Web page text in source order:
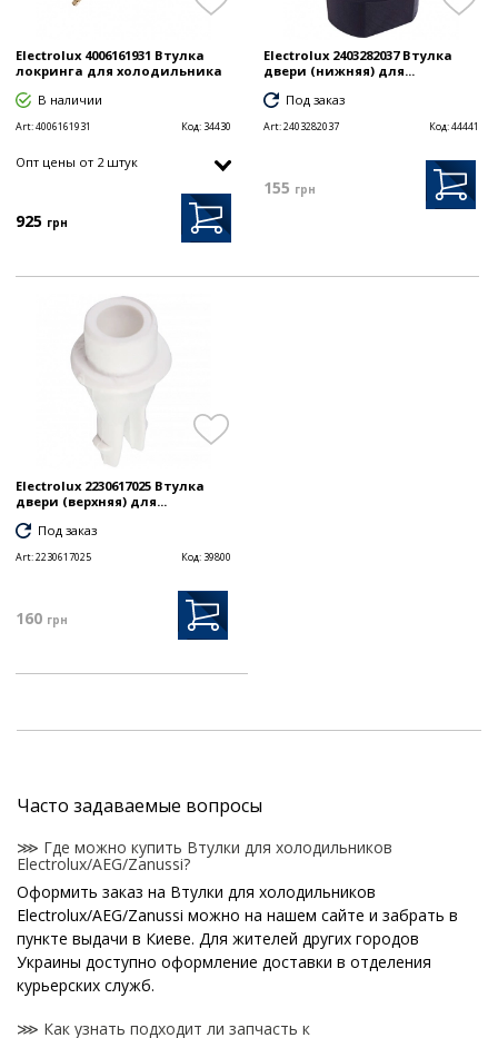
Electrolux 4006161931 Втулка
локринга для холодильника
В наличии
Art:4006161931 Код: 34430
Опт цены от 2 штук
925 грн
Electrolux 2403282037 Втулка
двери (нижняя) для...
Под заказ
Art:2403282037 Код:44441
155 грн
Electrolux 2230617025 Втулка
двери (верхняя) для...
Под заказ
Art:2230617025 Код: 39800
160 грн
Часто задаваемые вопросы
⋙ Где можно купить Втулки для холодильников
Electrolux/AEG/Zanussi?
Оформить заказ на Втулки для холодильников
Electrolux/AEG/Zanussi можно на нашем сайте и забрать в
пункте выдачи в Киеве. Для жителей других городов
Украины доступно оформление доставки в отделения
курьерских служб.
⋙ Как узнать подходит ли запчасть к